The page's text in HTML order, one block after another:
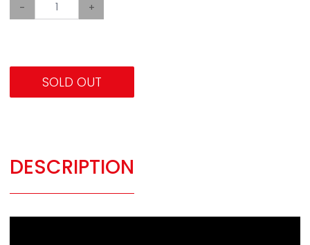
- +
SOLD OUT
DESCRIPTION